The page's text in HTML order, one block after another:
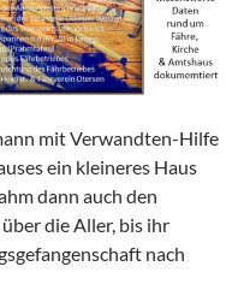
mit Verwandten-Hilfe
ein kleineres Haus
dann auch den
die Aller, bis ihr
nach